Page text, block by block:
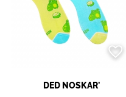
DED NOSKAR'